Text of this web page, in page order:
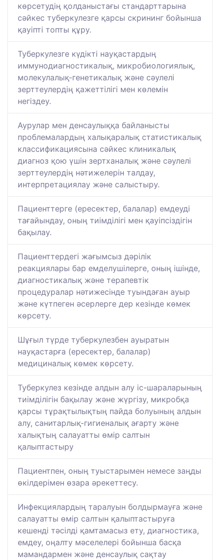
көрсетудің қолданыстағы стандарттарына
сәйкес туберкулезге қарсы скрининг бойынша
қауіпті топты құру.
Туберкулезге күдікті науқастардың
иммунодиагностикалық, микробиологиялық,
молекулалық-генетикалық және сәулелі
зерттеулердің қажеттілігі мен көлемін
негіздеу.
Аурулар мен денсаулыққа байланысты
проблемалардың халықаралық статистикалық
классификациясына сәйкес клиникалық
диагноз қою үшін зертханалық және сәулелі
зерттеулердің нәтижелерін талдау,
интерпретациялау және салыстыру.
Пациенттерге (ересектер, балалар) емдеуді
тағайындау, оның тиімділігі мен қауіпсіздігін
бақылау.
Пациенттердегі жағымсыз дәрілік
реакциялары бар емделушілерге, оның ішінде,
диагностикалық және терапевтік
процедуралар нәтижесінде туындаған ауыр
және күтпеген әсерлерге дер кезінде көмек
көрсету.
Шұғыл түрде туберкулезбен ауыратын
науқастарға (ересектер, балалар)
медициналық көмек көрсету.
Туберкулез кезінде алдын алу іс-шараларының
тиімділігін бақылау және жүргізу, микробқа
қарсы тұрақтылықтың пайда болуының алдын
алу, санитарлық-гигиеналық ағарту және
халықтың салауатты өмір салтын
қалыптастыру
Пациентпен, оның туыстарымен немесе заңды
өкілдерімен өзара әрекеттесу.
Инфекциялардың таралуын болдырмауға және
салауатты өмір салтын қалыптастыруға
кешенді тәсілді қамтамасыз ету, диагностика,
емдеу, оңалту мәселелері бойынша басқа
мамандармен және денсаулық сақтау